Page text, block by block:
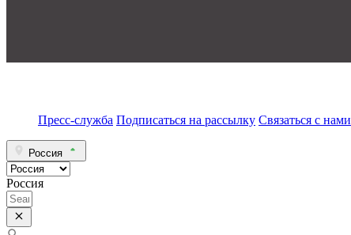
Пресс-служба Подписаться на рассылку Связаться с нами
Россия
Россия